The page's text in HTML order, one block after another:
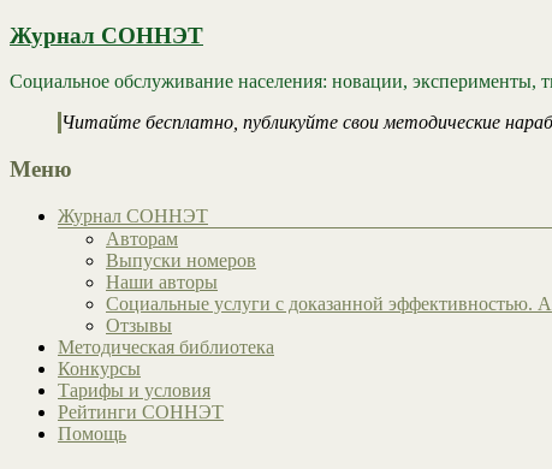
Журнал СОННЭТ
Социальное обслуживание населения: новации, эксперименты,
Читайте бесплатно, публикуйте свои методические
Меню
Журнал СОННЭТ
Авторам
Выпуски номеров
Наши авторы
Социальные услуги с доказанной эффективностью.
Отзывы
Методическая библиотека
Конкурсы
Тарифы и условия
Рейтинги СОННЭТ
Помощь